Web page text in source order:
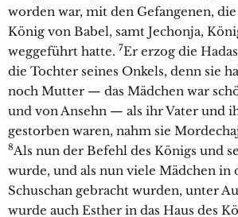
worden war, mit den Gefangenen,
König von Babel, samt Jechonja,
weggeführt hatte. 7Er erzog die
die Tochter seines Onkels, denn sie
noch Mutter — das Mädchen war
und von Ansehn — als ihr Vater und
gestorben waren, nahm sie
8Als nun der Befehl des Königs und
wurde, und als nun viele Mädchen in
Schuschan gebracht wurden, unter
wurde auch Esther in das Haus des